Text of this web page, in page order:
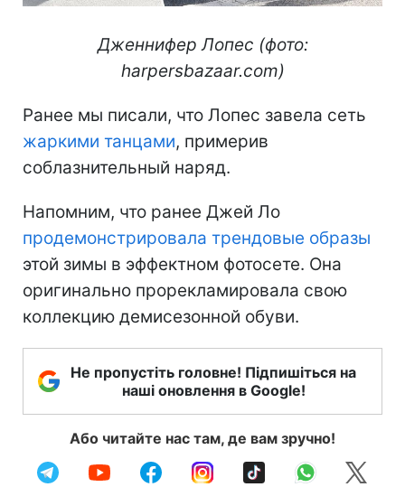
Дженнифер Лопес (фото:
harpersbazaar.com)
Ранее мы писали, что Лопес завела сеть
жаркими танцами, примерив
соблазнительный наряд.
Напомним, что ранее Джей Ло
продемонстрировала трендовые образы
этой зимы в эффектном фотосете. Она
оригинально прорекламировала свою
коллекцию демисезонной обуви.
Не пропустіть головне! Підпишіться на
наші оновлення в Google!
Або читайте нас там, де вам зручно!